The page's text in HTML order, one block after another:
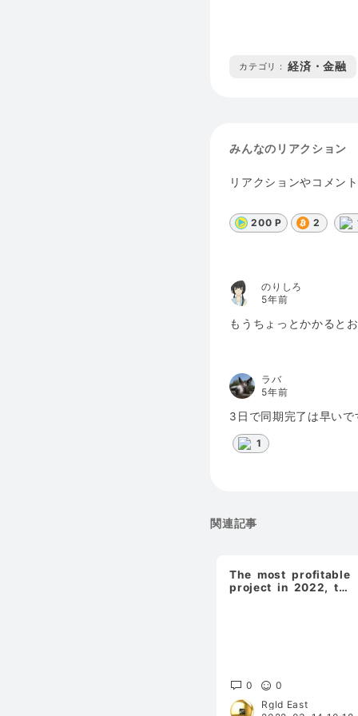
カテゴリ : 経済・金融
みんなのリアクション
リアクションやコメン
200 P 2
のりしろ
5年前
もうちょっとかかると
ラバ
5年前
3日で同期完了は早いで
1
関連記事
The most profitable
project in 2022, trx
0
0
Rgld East